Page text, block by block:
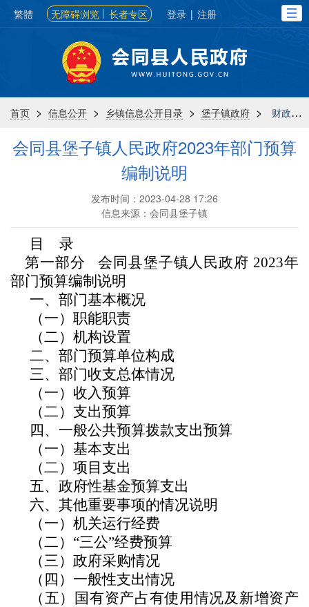
繁體 无障碍浏览 长者专区 登录 | 注册
首页 > 信息公开 > 乡镇信息公开目录 > 堡子镇政府 > 财政信息
会同县堡子镇人民政府2023年部门预算
编制说明
发布时间：2023-04-28 17:26
信息来源：会同县堡子镇
目
录
第一部分
会同县堡子镇人民政府 2023年
部门预算编制 说明
一、部门基本概况
（一）职能职责
（二）机构设置
二、部门预算单位构成
三、部门收支总体情况
（一）收入预算
（二）支出预算
四、一般公共预算拨款支出预算
（一）基本支出
（二）项目支出
五、政府性基金预算支出
六、其他重要事项的情况说明
（一）机关运行经费
（二） “三公”经费预算
（三 ） 政府采购情况
（ 四 ）一般性支出情况
（五）国有资产占有使用情况及新增资产